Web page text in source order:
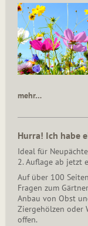
mehr…
Hurra! Ich habe
Ideal für
2. Auflage ab jetzt
Auf über 100
Fragen zum
Anbau von Obst
Ziergehölzen oder
offen.